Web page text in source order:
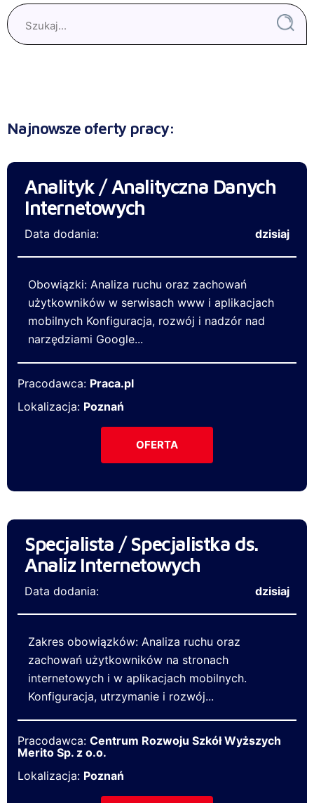
Najnowsze oferty pracy:
Analityk / Analityczna Danych
Internetowych
Data dodania: dzisiaj
Obowiązki: Analiza ruchu oraz zachowań
użytkowników w serwisach www i aplikacjach
mobilnych Konfiguracja, rozwój i nadzór nad
narzędziami Google...
Pracodawca: Praca.pl
Lokalizacja: Poznań
OFERTA
Specjalista / Specjalistka ds.
Analiz Internetowych
Data dodania: dzisiaj
Zakres obowiązków: Analiza ruchu oraz
zachowań użytkowników na stronach
internetowych i w aplikacjach mobilnych.
Konfiguracja, utrzymanie i rozwój...
Pracodawca: Centrum Rozwoju Szkół Wyższych
Merito Sp. z o.o.
Lokalizacja: Poznań